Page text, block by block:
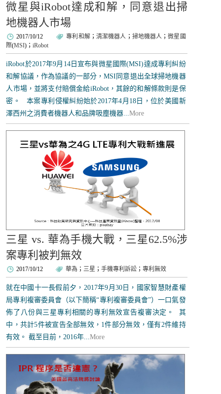
微星與iRobot達成和解，同意退出掃
地機器人市場
2017/10/12 專利和解； 清潔機器人 ； 掃地機器人 ；微星國
際(MSI)；iRobot
iRobot於2017年9月14日宣布與微星國際(MSI)達成專利糾紛
和解協議，作為協議的一部分，MSI同意退出全球掃地機器
人市場，並將支付賠償金給iRobot，其餘的和解條款則是保
密。 本案專利侵權糾紛始於2017年4月18日，位於美國新
澤西州之消費者機器人和品牌吸塵機器...More
三星 vs. 華為手機大戰，三星62.5%涉
案專利被判無效
2017/10/12 華為 ；三星 ；手機專利訴訟 ；專利無效
就在中國十一長假前夕，2017年9月30日，國家智慧財產權
局專利複審委員會（以下簡稱“專利複審委員會”）一口氣發
佈了八份與三星專利相關的專利無效宣告複審決定。 其
中，共計5件被宣告全部無效，1件部分無效，僅有2件維持
有效。 截至目前，2016年...More